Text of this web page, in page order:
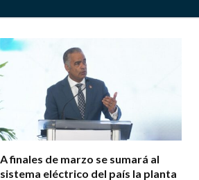
A finales de marzo se sumará al
sistema eléctrico del país la planta